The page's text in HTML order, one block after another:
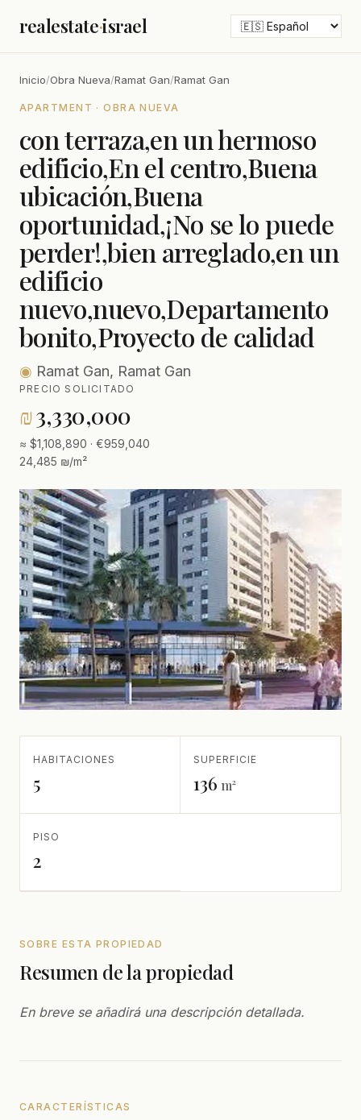
realestate·israel
Inicio/Obra Nueva/Ramat Gan/Ramat Gan
APARTMENT · OBRA NUEVA
con terraza,en un hermoso
edificio,En el centro,Buena
ubicación,Buena
oportunidad,¡No se lo puede
perder!,bien arreglado,en un
edificio
nuevo,nuevo,Departamento
bonito,Proyecto de calidad
◉ Ramat Gan, Ramat Gan
PRECIO SOLICITADO
₪3,330,000
≈ $1,108,890 · €959,040
24,485 ₪/m²
HABITACIONES
5
SUPERFICIE
136 m²
PISO
2
SOBRE ESTA PROPIEDAD
Resumen de la propiedad
En breve se añadirá una descripción detallada.
CARACTERÍSTICAS